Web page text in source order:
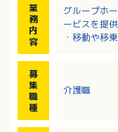
業
務
内
容
グループホ
ービスを提供
・移動や移
等）
募
集
職
種
介護職